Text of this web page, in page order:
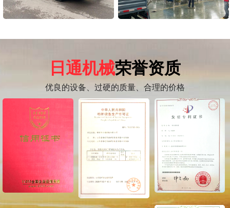
日通机械荣誉资质
优良的设备、过硬的质量、合理的价格